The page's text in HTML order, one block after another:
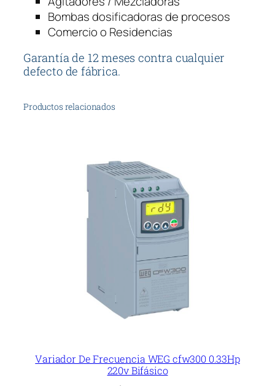
a
d
Bombas dosificadoras de procesos
Comercio o Residencias
Garantía de 12 meses contra cualquier
defecto de fábrica.
Productos relacionados
Variador De Frecuencia WEG cfw300 0.33Hp
220v Bifásico